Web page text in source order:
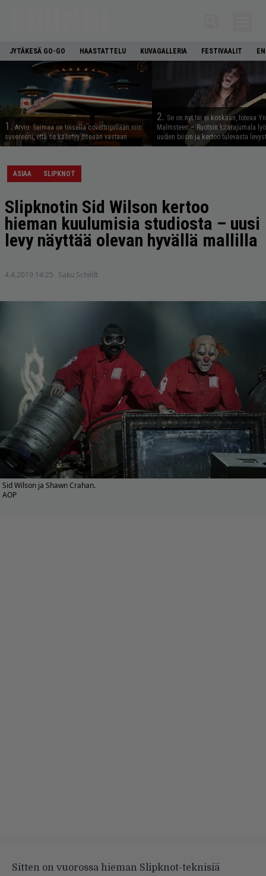
JYTÄKESÄ GO-GO HAASTATTELU KUVAGALLERIA FESTIVAALIT
1. Arvio: Saimaa on toisella covertripillään niin
suvereeni, että se kääntyy itseään vastaan
2. Se on nyt tai ei koskaan, toteaa
Malmsteen – Ruotsin kitarajumala
uuden biisin ja kertoo tulevasta
ASIAA SLIPKNOT
Slipknotin Sid Wilson kertoo
hieman kuulumisia studiosta – uusi
levy näyttää olevan hyvällä mallilla
4.4.2019 14:25 Saku Schildt
Sid Wilson ja Shawn Crahan.
AOP
Sitten on vuorossa hieman Slipknot-teknisiä